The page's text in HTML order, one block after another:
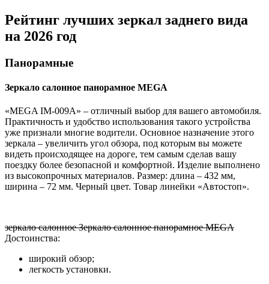
Рейтинг лучших зеркал заднего вида
на 2026 год
Панорамные
Зеркало салонное панорамное MEGA
«MEGA IM-009A» – отличный выбор для вашего автомобиля.
Практичность и удобство использования такого устройства
уже признали многие водители. Основное назначение этого
зеркала – увеличить угол обзора, под которым вы можете
видеть происходящее на дороге, тем самым сделав вашу
поездку более безопасной и комфортной. Изделие выполнено
из высокопрочных материалов. Размер: длина – 432 мм,
ширина – 72 мм. Черный цвет. Товар линейки «Автостоп».
зеркало салонное Зеркало салонное панорамное MEGA
Достоинства:
широкий обзор;
легкость установки.